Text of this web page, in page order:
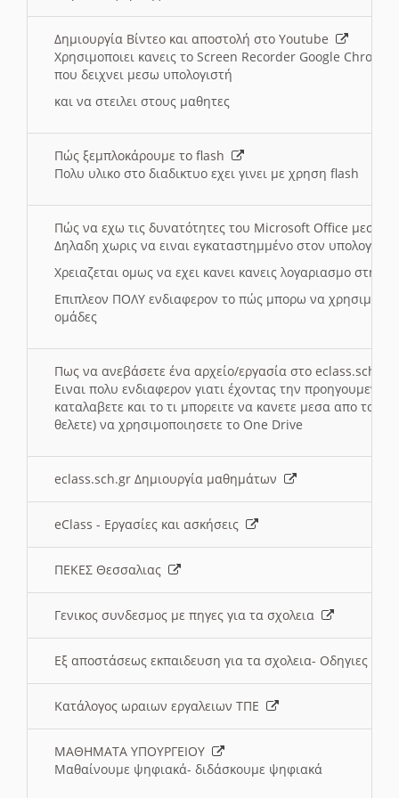
Δημιουργία Βίντεο και αποστολή στο Youtube
Χρησιμοποιει κανεις το Screen Recorder Google Chrome
που δειχνει μεσω υπολογιστή
και να στειλει στους μαθητες
Πώς ξεμπλοκάρουμε το flash
Πολυ υλικο στο διαδικτυο εχει γινει με χρηση flash
Πώς να εχω τις δυνατότητες του Microsoft Office μεσω
Δηλαδη χωρις να ειναι εγκαταστημμένο στον
Χρειαζεται ομως να εχει κανει κανεις λογαριασμο στη
Επιπλεον ΠΟΛΥ ενδιαφερον το πώς μπορω να
ομάδες
Πως να ανεβάσετε ένα αρχείο/εργασία στο eclass.sch.gr
Ειναι πολυ ενδιαφερον γιατι έχοντας την
καταλαβετε και το τι μπορειτε να κανετε μεσα απο το
θελετε) να χρησιμοποιησετε το One Drive
eclass.sch.gr Δημιουργία μαθημάτων
eClass - Εργασίες και ασκήσεις
ΠΕΚΕΣ Θεσσαλιας
Γενικος συνδεσμος με πηγες για τα σχολεια
Εξ αποστάσεως εκπαιδευση για τα σχολεια- Οδηγιες
Κατάλογος ωραιων εργαλειων ΤΠΕ
ΜΑΘΗΜΑΤΑ ΥΠΟΥΡΓΕΙΟΥ
Μαθαίνουμε ψηφιακά- διδάσκουμε ψηφιακά